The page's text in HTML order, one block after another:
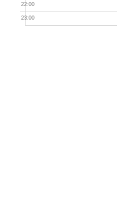
22:00
23:00